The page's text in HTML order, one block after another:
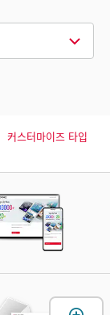
커스터마이즈 타입